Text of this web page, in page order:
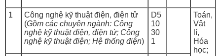
1
Công nghệ kỹ thuật điện, điện tử
(Gồm các chuyên ngành: Công
nghệ kỹ thuật điện, điện tử; Công
nghệ kỹ thuật điện; Hệ thống điện)
D5
10
30
1
Toán,
Vật
lí,
Hóa
học;